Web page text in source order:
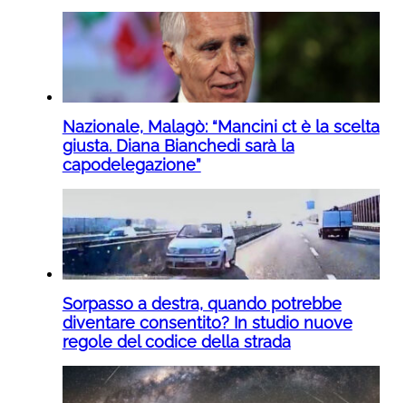
Nazionale, Malagò: “Mancini ct è la scelta
giusta. Diana Bianchedi sarà la
capodelegazione”
Sorpasso a destra, quando potrebbe
diventare consentito? In studio nuove
regole del codice della strada